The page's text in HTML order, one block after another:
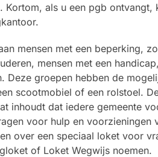
Kortom, als u een pgb ontvangt,
mensen met een beperking,
mensen met een handicap,
Deze groepen hebben de
scootmobiel of een rolstoel.
inhoudt dat iedere gemeente
voor hulp en voorzieningen
over een speciaal loket voor
of Loket Wegwijs noemen.